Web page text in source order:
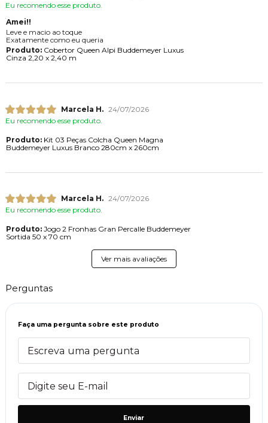
Eu recomendo esse produto.
Amei!!
Leve e macio ao toque
Exatamente como eu queria
Produto:Cobertor Queen Alpi Buddemeyer Luxus
Cinza 2,20 x 2,40 m
Marcela H. 24/07/2026
Eu recomendo esse produto.
Produto:Kit 03 Peças Colcha Queen Magna
Buddemeyer Luxus Branco 280cm x 260cm
Marcela H. 24/07/2026
Eu recomendo esse produto.
Produto:Jogo 2 Fronhas Gran Percalle Buddemeyer
Sortida 50 x 70 cm
Ver mais avaliações
Perguntas
Faça uma pergunta sobre este produto
Enviar